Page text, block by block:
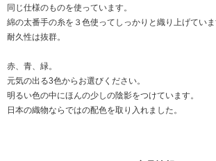
同じ仕様のものを使っています。
綿の太番手の糸を３色使ってしっかりと織り上げていま
耐久性は抜群。
赤、青、緑。
元気の出る3色からお選びください。
明るい色の中にほんの少しの陰影をつけています。
日本の織物ならではの配色を取り入れました。